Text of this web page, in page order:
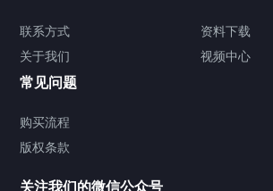
TCU温度控制单元
Chiller气体控温系统
联系方式
关于我们
资料下载
视频中心
常见问题
购买流程
版权条款
关注我们的微信公众号